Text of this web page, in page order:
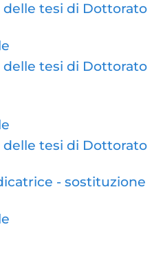
tesi di Dottorato
tesi di Dottorato
tesi di Dottorato
- sostituzione